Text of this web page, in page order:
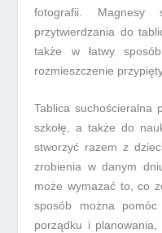
fotografii. Magnesy
przytwierdzania do
także w łatwy
rozmieszczenie
Tablica suchościeralna
szkołę, a także do
stworzyć razem z
zrobienia w danym
może wymazać to, co
sposób można
porządku i planowania,